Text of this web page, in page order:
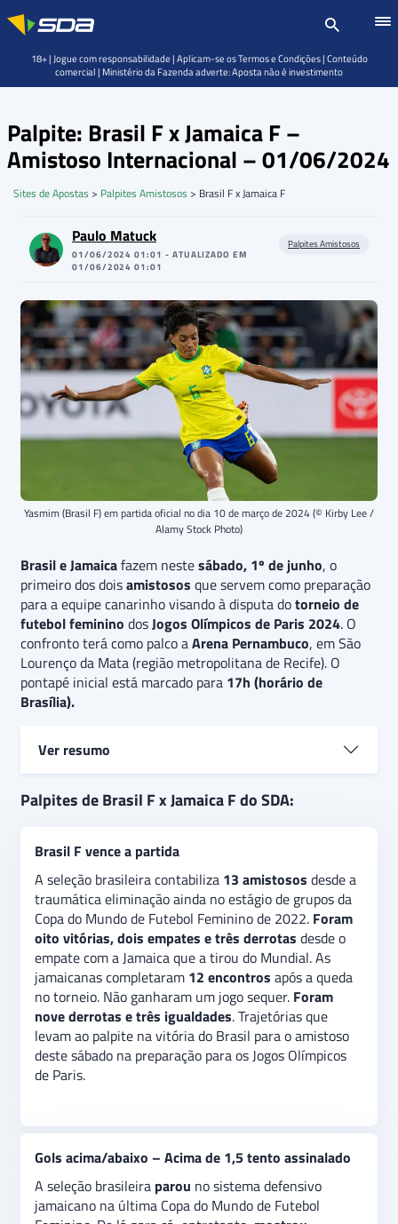
Palpite: Brasil F x Jamaica F –
Amistoso Internacional – 01/06/2024
Sites de Apostas > Palpites Amistosos > Brasil F x Jamaica F
Paulo Matuck
01/06/2024 01:01 - ATUALIZADO EM
01/06/2024 01:01
Palpites Amistosos
Yasmim (Brasil F) em partida oficial no dia 10 de março de 2024 (© Kirby Lee /
Alamy Stock Photo)
Brasil e Jamaicafazem nestesábado, 1º de junho, o
primeiro dos doisamistosos que servem como preparação
para a equipe canarinho visando à disputa dotorneio de
futebol feminino dosJogos Olímpicos de Paris 2024. O
confronto terá como palco aArena Pernambuco, em São
Lourenço da Mata (região metropolitana de Recife). O
pontapé inicial está marcado para 17h (horário de
Brasília).
Ver resumo
Brasil F e Jamaica F tiveram seus caminhos cruzados
empate sem gols tirou as brasileiras do torneio e
permitiu que as jamaicanas avançassem para o
estágio seguinte. Quase um ano depois, servirá como
teste no processo de renovação da equipe canarinho.
Opalpite na vitória do Brasilé a recomendação para
o amistoso deste sábado. Nomercado gols
acima/abaixo, a indicação é naopção acima de 1,5
tento assinalado.
Palpites de Brasil F x Jamaica F do SDA:
Brasil F vence a partida
A seleção brasileira contabiliza 13 amistosos desde a
traumática eliminação ainda no estágio de grupos da
Copa do Mundo de Futebol Feminino de 2022. Foram
oito vitórias, dois empates e três derrotas desde o
empate com a Jamaica que a tirou do Mundial. As
jamaicanas completaram 12 encontros após a queda
no torneio. Não ganharam um jogo sequer. Foram
nove derrotas e três igualdades. Trajetórias que
levam ao palpite na vitória do Brasil para o amistoso
deste sábado na preparação para os Jogos Olímpicos
de Paris.
Gols acima/abaixo – Acima de 1,5 tento assinalado
A seleção brasileira parou no sistema defensivo
jamaicano na última Copa do Mundo de Futebol
18+ | Jogue com responsabilidade | Aplicam-se os Termos e Condições | Conteúdo
comercial | Ministério da Fazenda adverte: Aposta não é investimento